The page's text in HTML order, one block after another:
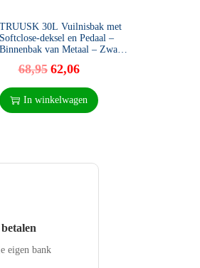
TRUUSK 30L Vuilnisbak met
Softclose-deksel en Pedaal –
Binnenbak van Metaal – Zwart
68,95 62,06
In winkelwagen
eigen bank